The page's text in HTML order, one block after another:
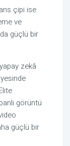
çipi ise
ve
güçlü bir
zekâ
görüntü
güçlü bir